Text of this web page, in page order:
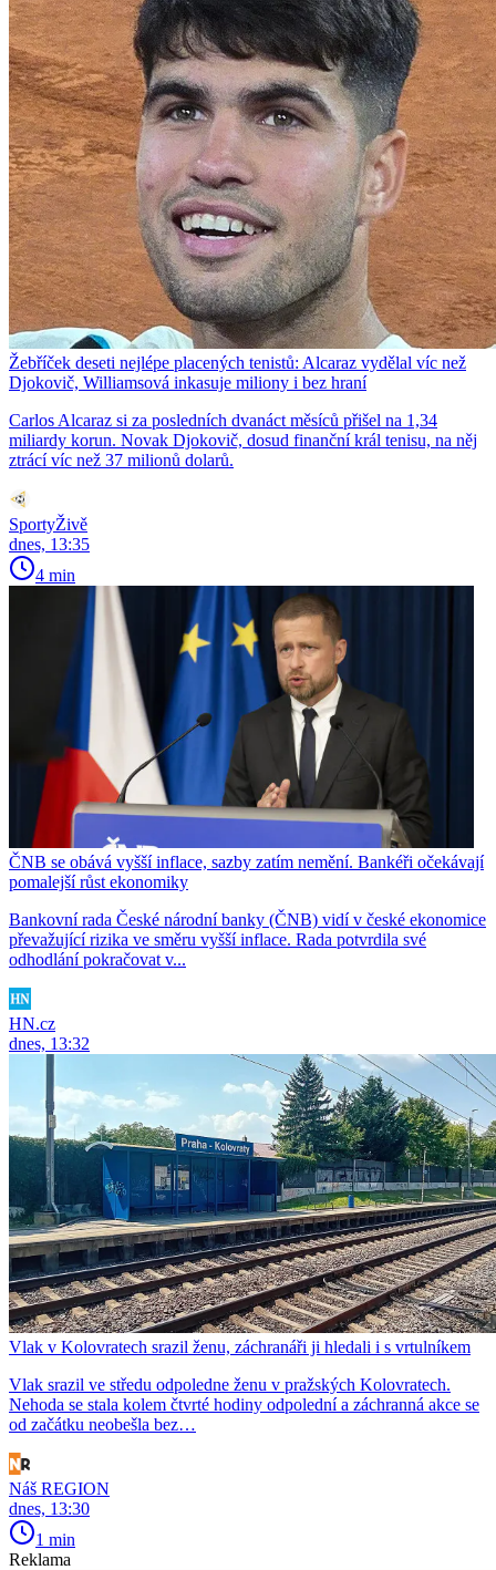
Žebříček deseti nejlépe placených tenistů: Alcaraz vydělal víc než
Djokovič, Williamsová inkasuje miliony i bez hraní
Carlos Alcaraz si za posledních dvanáct měsíců přišel na 1,34
miliardy korun. Novak Djokovič, dosud finanční král tenisu, na něj
ztrácí víc než 37 milionů dolarů.
SportyŽivě
dnes, 13:35
4 min
ČNB se obává vyšší inflace, sazby zatím nemění. Bankéři očekávají
pomalejší růst ekonomiky
Bankovní rada České národní banky (ČNB) vidí v české ekonomice
převažující rizika ve směru vyšší inflace. Rada potvrdila své
odhodlání pokračovat v...
HN.cz
dnes, 13:32
Vlak v Kolovratech srazil ženu, záchranáři ji hledali i s vrtulníkem
Vlak srazil ve středu odpoledne ženu v pražských Kolovratech.
Nehoda se stala kolem čtvrté hodiny odpolední a záchranná akce se
od začátku neobešla bez…
Náš REGION
dnes, 13:30
1 min
Reklama